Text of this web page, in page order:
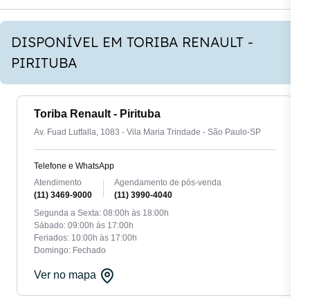
DISPONÍVEL EM TORIBA RENAULT -
PIRITUBA
Toriba Renault - Pirituba
Av. Fuad Lutfalla, 1083 - Vila Maria Trindade - São Paulo-SP
Telefone e WhatsApp
Atendimento
(11) 3469-9000
Agendamento de pós-venda
(11) 3990-4040
Segunda a Sexta: 08:00h às 18:00h
Sábado: 09:00h ás 17:00h
Feriados: 10:00h às 17:00h
Domingo: Fechado
Ver no mapa